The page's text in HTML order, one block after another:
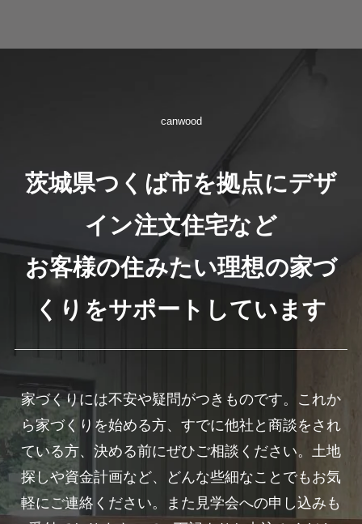
canwood
茨城県つくば市を拠点にデザ
イン注文住宅など
お客様の住みたい理想の家づ
くりをサポートしています
家づくりには不安や疑問がつきものです。これか
ら家づくりを始める方、すでに他社と商談をされ
ている方、決める前にぜひご相談ください。土地
探しや資金計画など、どんな些細なことでもお気
軽にご連絡ください。また見学会への申し込みも